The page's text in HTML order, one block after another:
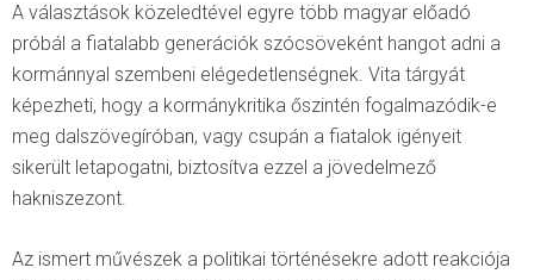
A választások közeledtével egyre több magyar előadó
próbál a fiatalabb generációk szócsöveként hangot adni a
kormánnyal szembeni elégedetlenségnek. Vita tárgyát
képezheti, hogy a kormánykritika őszintén fogalmazódik-e
meg dalszövegíróban, vagy csupán a fiatalok igényeit
sikerült letapogatni, biztosítva ezzel a jövedelmező
hakniszezont.
Az ismert művészek a politikai történésekre adott reakciója